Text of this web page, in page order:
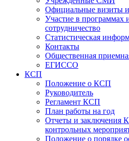
Официальные визиты и
Участие в программах
сотрудничество
Статистическая
Контакты
Общественная
ЕГИССО
КСП
Положение о КСП
Руководитель
Регламент КСП
План работы на год
Отчеты и заключения
контрольных
Положение о порядке